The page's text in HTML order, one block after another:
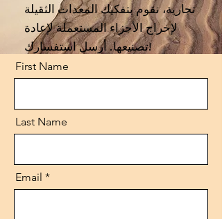
تجارية، نقوم بتفكيك المعدات الثقيلة
لإخراج الأجزاء المستعملة لإعادة
تصنيعها. أرسل استفسارك!
First Name
Last Name
Email